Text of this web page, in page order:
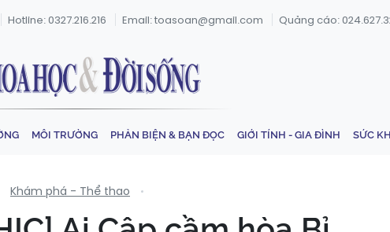
Hotline: 0327.216.216 Email: toasoan@gmail.com Quảng cáo:
MÔI TRƯỜNG PHẢN BIỆN & BẠN ĐỌC GIỚI TÍNH - GIA ĐÌNH SỨC
Khám phá - Thể thao